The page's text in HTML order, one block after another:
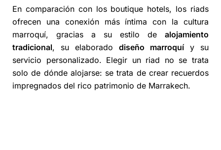
En comparación con los boutique hotels, los riads
ofrecen una conexión más íntima con la cultura
marroquí, gracias a su estilo de alojamiento
tradicional, su elaborado diseño marroquí y su
servicio personalizado. Elegir un riad no se trata
solo de dónde alojarse: se trata de crear recuerdos
impregnados del rico patrimonio de Marrakech.